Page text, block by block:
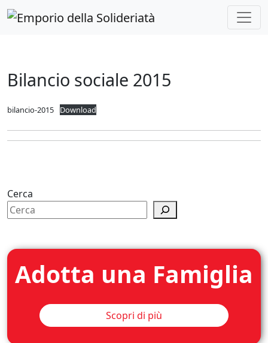
Skip to main content
Bilancio sociale 2015
bilancio-2015 Download
Cerca
Adotta una Famiglia
Scopri di più